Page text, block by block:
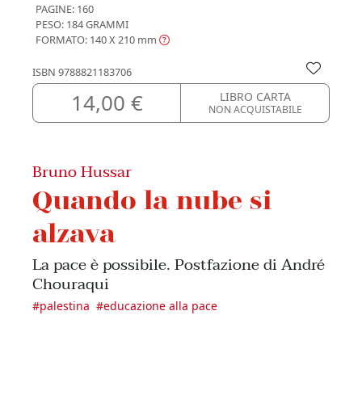
PAGINE: 160
PESO: 184 GRAMMI
FORMATO: 140 X 210 mm
ISBN 9788821183706
14,00 € LIBRO CARTA
NON ACQUISTABILE
Bruno Hussar
Quando la nube si
alzava
La pace è possibile. Postfazione di André
Chouraqui
#palestina #educazione alla pace